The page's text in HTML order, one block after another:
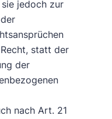
jedoch zur
statt der
der
nach Art. 21